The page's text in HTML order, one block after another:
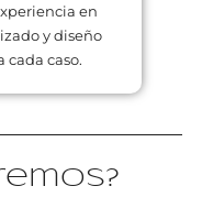
en
y diseño
cada caso.